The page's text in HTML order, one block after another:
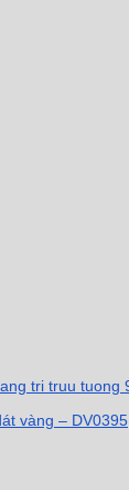
vàng – DV0395